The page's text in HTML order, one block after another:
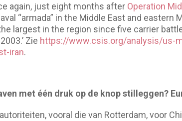
again, just eight months after Operation
“armada” in the Middle East and
largest in the region since five carrier
Zie https://www.csis.org/analysis/us-
iran.
met één druk op de knop stilleggen?
vooral die van Rotterdam, voor